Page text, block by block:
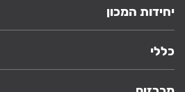
יחידות המכון
כללי